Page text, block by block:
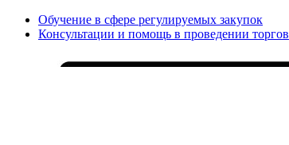
Обучение в сфере регулируемых закупок
Консультации и помощь в проведении торгов